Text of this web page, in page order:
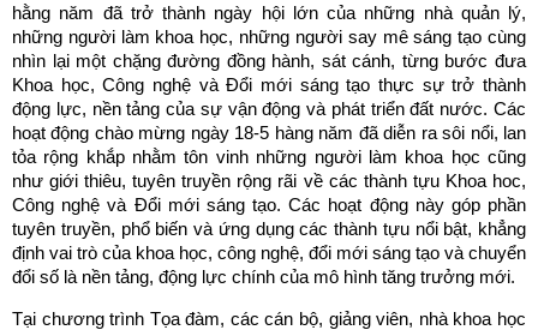
hằng năm đã trở thành ngày hội lớn của những nhà quản lý,
những người làm khoa học, những người say mê sáng tạo cùng
nhìn lại một chặng đường đồng hành, sát cánh, từng bước đưa
Khoa học, Công nghệ và Đổi mới sáng tạo thực sự trở thành
động lực, nền tảng của sự vận động và phát triển đất nước. Các
hoạt động chào mừng ngày 18-5 hàng năm đã diễn ra sôi nổi, lan
tỏa rộng khắp nhằm tôn vinh những người làm khoa học cũng
như giới thiêu, tuyên truyền rộng rãi về các thành tựu Khoa hoc,
Công nghệ và Đổi mới sáng tạo. Các hoạt động này góp phần
tuyên truyền, phổ biến và ứng dụng các thành tựu nổi bật, khẳng
định vai trò của khoa học, công nghệ, đổi mới sáng tạo và chuyển
đổi số là nền tảng, động lực chính của mô hình tăng trưởng mới.
Tại chương trình Tọa đàm, các cán bộ, giảng viên, nhà khoa học